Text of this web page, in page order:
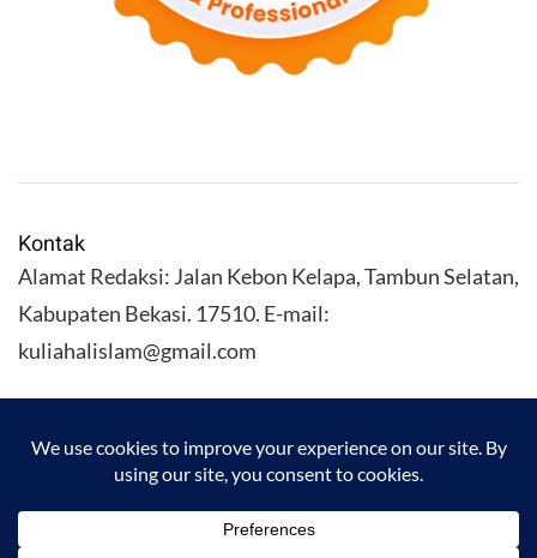
Kontak
Alamat Redaksi: Jalan Kebon Kelapa, Tambun Selatan,
Kabupaten Bekasi. 17510. E-mail:
kuliahalislam@gmail.com
KULIAHALISLAM.COM Copyright (C) 2026